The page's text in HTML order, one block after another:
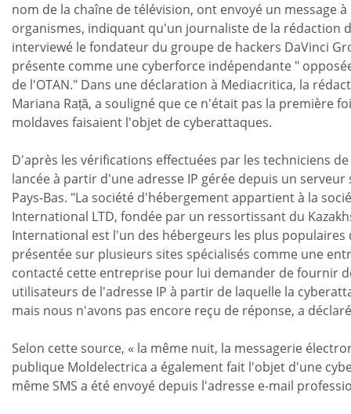
nom de la chaîne de télévision, ont envoyé un message
organismes, indiquant qu'un journaliste de la rédaction
interviewé le fondateur du groupe de hackers DaVinci
présente comme une cyberforce indépendante "
de l'OTAN." Dans une déclaration à Mediacritica, la
Mariana Rață, a souligné que ce n'était pas la première
moldaves faisaient l'objet de cyberattaques.
D'après les vérifications effectuées par les techniciens
lancée à partir d'une adresse IP gérée depuis un
Pays-Bas. "La société d'hébergement appartient à la
International LTD, fondée par un ressortissant du
International est l'un des hébergeurs les plus populaires
présentée sur plusieurs sites spécialisés comme une
contacté cette entreprise pour lui demander de fournir
utilisateurs de l'adresse IP à partir de laquelle la
mais nous n'avons pas encore reçu de réponse, a
Selon cette source, « la même nuit, la messagerie
publique Moldelectrica a également fait l'objet d'une
même SMS a été envoyé depuis l'adresse e-mail